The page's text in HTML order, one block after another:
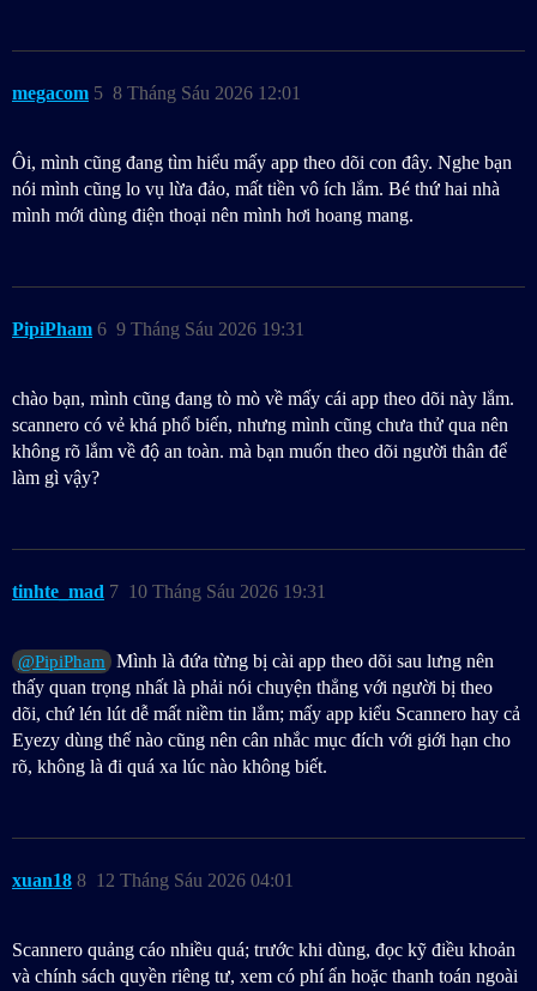
megacom 8 Tháng Sáu 2026 12:01
5
Ôi, mình cũng đang tìm hiểu mấy app theo dõi con đây. Nghe bạn
nói mình cũng lo vụ lừa đảo, mất tiền vô ích lắm. Bé thứ hai nhà
mình mới dùng điện thoại nên mình hơi hoang mang.
PipiPham 9 Tháng Sáu 2026 19:31
6
chào bạn, mình cũng đang tò mò về mấy cái app theo dõi này lắm.
scannero có vẻ khá phổ biến, nhưng mình cũng chưa thử qua nên
không rõ lắm về độ an toàn. mà bạn muốn theo dõi người thân để
làm gì vậy?
tinhte_mad 10 Tháng Sáu 2026 19:31
7
@PipiPham Mình là đứa từng bị cài app theo dõi sau lưng nên
thấy quan trọng nhất là phải nói chuyện thẳng với người bị theo
dõi, chứ lén lút dễ mất niềm tin lắm; mấy app kiểu Scannero hay cả
Eyezy dùng thế nào cũng nên cân nhắc mục đích với giới hạn cho
rõ, không là đi quá xa lúc nào không biết.
xuan18 12 Tháng Sáu 2026 04:01
8
Scannero quảng cáo nhiều quá; trước khi dùng, đọc kỹ điều khoản
và chính sách quyền riêng tư, xem có phí ẩn hoặc thanh toán ngoài